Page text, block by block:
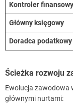
Kontroler finansowy
Główny księgowy
Doradca
Ścieżka rozwoju
Ewolucja zawodowa
głównymi nurtami: